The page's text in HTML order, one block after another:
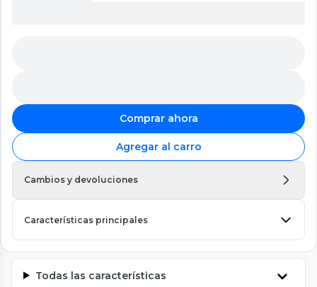
Comprar ahora
Agregar al carro
Cambios y devoluciones
Características principales
Todas las características